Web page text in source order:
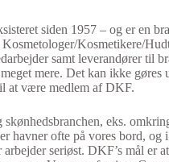
siden 1957 – og er en
Kosmetikere/
samt leverandører til
mere. Det kan ikke
at være medlem af DKF.
eks.
havner ofte på vores bord,
seriøst. DKF’s mål